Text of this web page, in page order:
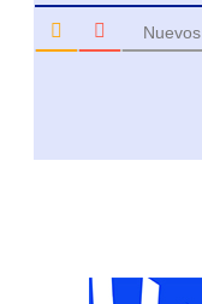
Nuevos